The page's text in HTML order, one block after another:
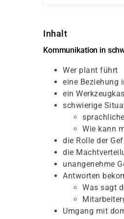
Inhalt
Kommunikation in
Wer plant führt
eine Beziehung
ein
schwierige
Wie kann
die Rolle der
die
unangenehme
Antworten
Was sagt
Umgang mit